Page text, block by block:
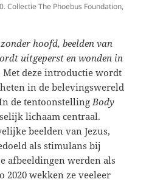
Collectie The Phoebus Foundation,
hoofd, beelden van
uitgeperst en wonden in
Met deze introductie wordt
in de belevingswereld
de tentoonstelling Body
lichaam centraal.
beelden van Jezus,
als stimulans bij
afbeeldingen werden als
wekken ze veeleer